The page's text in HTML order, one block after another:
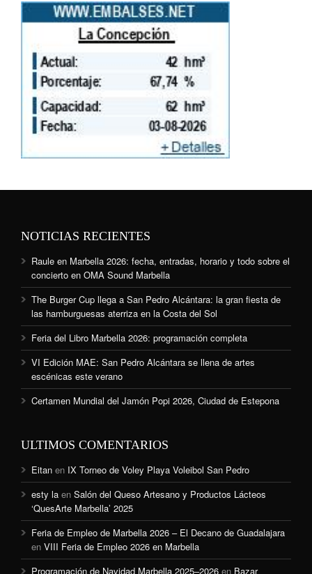
NOTICIAS RECIENTES
Raule en Marbella 2026: fecha, entradas, horario y todo sobre el
concierto en OMA Sound Marbella
The Burger Cup llega a San Pedro Alcántara: la gran fiesta de
las hamburguesas aterriza en la Costa del Sol
Feria del Libro Marbella 2026: programación completa
VI Edición MAE: San Pedro Alcántara se llena de artes
escénicas este verano
Certamen Mundial del Jamón Popi 2026, Ciudad de Estepona
ULTIMOS COMENTARIOS
Eitan en IX Torneo de Voley Playa Voleibol San Pedro
esty la en Salón del Queso Artesano y Productos Lácteos
‘QuesArte Marbella’ 2025
Feria de Empleo de Marbella 2026 – El Decano de Guadalajara
en VIII Feria de Empleo 2026 en Marbella
Programación de Navidad Marbella 2025–2026 en Bazar